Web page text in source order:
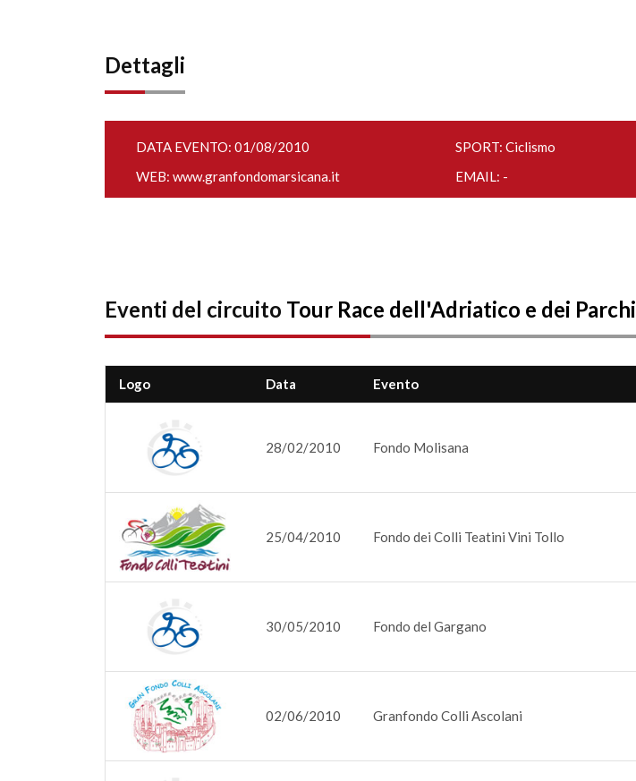
Dettagli
DATA EVENTO: 01/08/2010 SPORT: Ciclismo
WEB: www.granfondomarsicana.it EMAIL: -
Eventi del circuito Tour Race dell'Adriatico e dei Parchi
Logo Data Evento
28/02/2010 Fondo Molisana
25/04/2010 Fondo dei Colli Teatini Vini Tollo
30/05/2010 Fondo del Gargano
02/06/2010 Granfondo Colli Ascolani